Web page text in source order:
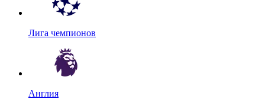
Лига чемпионов
Англия